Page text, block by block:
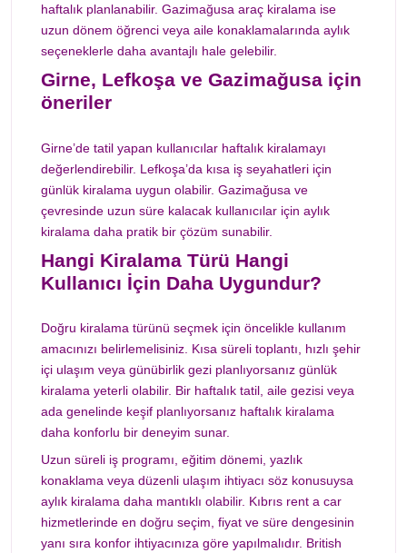
haftalık planlanabilir. Gazimağusa araç kiralama ise
uzun dönem öğrenci veya aile konaklamalarında aylık
seçeneklerle daha avantajlı hale gelebilir.
Girne, Lefkoşa ve Gazimağusa için
öneriler
Girne’de tatil yapan kullanıcılar haftalık kiralamayı
değerlendirebilir. Lefkoşa’da kısa iş seyahatleri için
günlük kiralama uygun olabilir. Gazimağusa ve
çevresinde uzun süre kalacak kullanıcılar için aylık
kiralama daha pratik bir çözüm sunabilir.
Hangi Kiralama Türü Hangi
Kullanıcı İçin Daha Uygundur?
Doğru kiralama türünü seçmek için öncelikle kullanım
amacınızı belirlemelisiniz. Kısa süreli toplantı, hızlı şehir
içi ulaşım veya günübirlik gezi planlıyorsanız günlük
kiralama yeterli olabilir. Bir haftalık tatil, aile gezisi veya
ada genelinde keşif planlıyorsanız haftalık kiralama
daha konforlu bir deneyim sunar.
Uzun süreli iş programı, eğitim dönemi, yazlık
konaklama veya düzenli ulaşım ihtiyacı söz konusuysa
aylık kiralama daha mantıklı olabilir. Kıbrıs rent a car
hizmetlerinde en doğru seçim, fiyat ve süre dengesinin
yanı sıra konfor ihtiyacınıza göre yapılmalıdır. British